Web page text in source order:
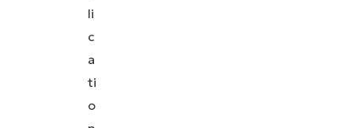
li
c
a
ti
o